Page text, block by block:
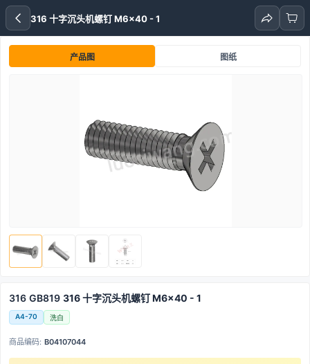
316 十字沉头机螺钉 M6x40 - 1
产品图 图纸
316 GB819 316 十字沉头机螺钉 M6x40 - 1
A4-70 洗白
商品编码: B04107044